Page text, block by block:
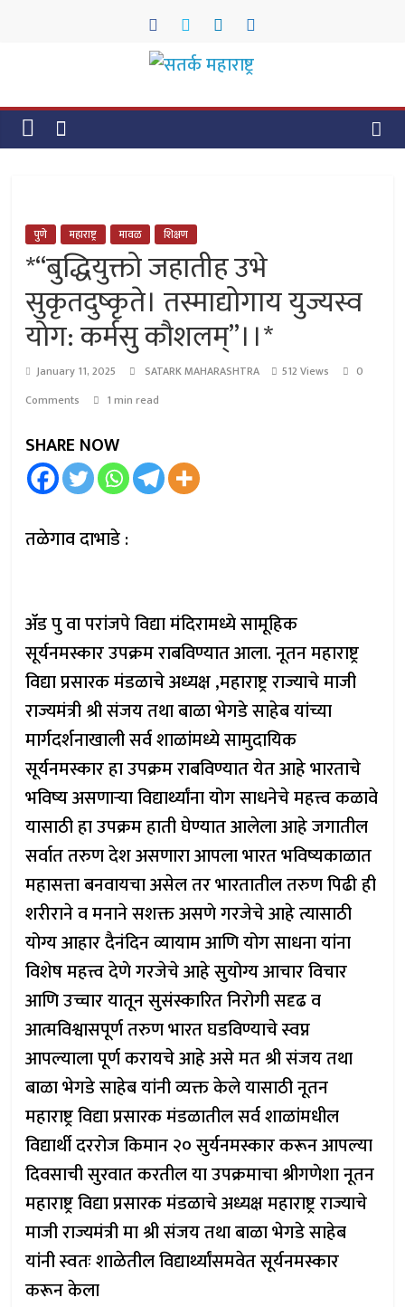
सतर्क
महाराष्ट्र
पुणे महाराष्ट्र मावळ शिक्षण
*“बुद्धियुक्तो जहातीह उभे
सुकृतदुष्कृते। तस्माद्योगाय युज्यस्व
योग: कर्मसु कौशलम्”।।*
January 11, 2025 SATARK MAHARASHTRA 512 Views
0
Comments
1 min read
SHARE NOW
तळेगाव दाभाडे :
ॲड पु वा परांजपे विद्या मंदिरामध्ये सामूहिक
सूर्यनमस्कार उपक्रम राबविण्यात आला. नूतन महाराष्ट्र
विद्या प्रसारक मंडळाचे अध्यक्ष ,महाराष्ट्र राज्याचे माजी
राज्यमंत्री श्री संजय तथा बाळा भेगडे साहेब यांच्या
मार्गदर्शनाखाली सर्व शाळांमध्ये सामुदायिक
सूर्यनमस्कार हा उपक्रम राबविण्यात येत आहे भारताचे
भविष्य असणाऱ्या विद्यार्थ्यांना योग साधनेचे महत्त्व कळावे
यासाठी हा उपक्रम हाती घेण्यात आलेला आहे जगातील
सर्वात तरुण देश असणारा आपला भारत भविष्यकाळात
महासत्ता बनवायचा असेल तर भारतातील तरुण पिढी ही
शरीराने व मनाने सशक्त असणे गरजेचे आहे त्यासाठी
योग्य आहार दैनंदिन व्यायाम आणि योग साधना यांना
विशेष महत्त्व देणे गरजेचे आहे सुयोग्य आचार विचार
आणि उच्चार यातून सुसंस्कारित निरोगी सदृढ व
आत्मविश्वासपूर्ण तरुण भारत घडविण्याचे स्वप्न
आपल्याला पूर्ण करायचे आहे असे मत श्री संजय तथा
बाळा भेगडे साहेब यांनी व्यक्त केले यासाठी नूतन
महाराष्ट्र विद्या प्रसारक मंडळातील सर्व शाळांमधील
विद्यार्थी दररोज किमान २० सुर्यनमस्कार करून आपल्या
दिवसाची सुरवात करतील या उपक्रमाचा श्रीगणेशा नूतन
महाराष्ट्र विद्या प्रसारक मंडळाचे अध्यक्ष महाराष्ट्र राज्याचे
माजी राज्यमंत्री मा श्री संजय तथा बाळा भेगडे साहेब
यांनी स्वतः शाळेतील विद्यार्थ्यांसमवेत सूर्यनमस्कार
करून केला